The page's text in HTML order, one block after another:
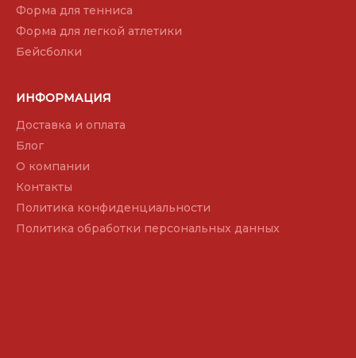
Форма для тенниса
Форма для легкой атлетики
Бейсболки
ИНФОРМАЦИЯ
Доставка и оплата
Блог
О компании
Контакты
Политика конфиденциальности
Политика обработки персональных данных